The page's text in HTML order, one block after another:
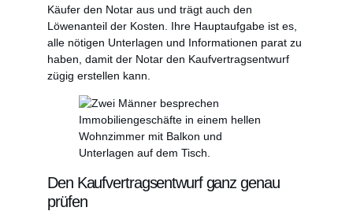
Käufer den Notar aus und trägt auch den
Löwenanteil der Kosten. Ihre Hauptaufgabe ist es,
alle nötigen Unterlagen und Informationen parat zu
haben, damit der Notar den Kaufvertragsentwurf
zügig erstellen kann.
Den Kaufvertragsentwurf ganz genau
prüfen